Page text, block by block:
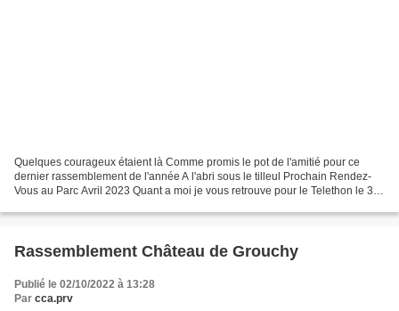
Quelques courageux étaient là Comme promis le pot de l'amitié pour ce
dernier rassemblement de l'année A l'abri sous le tilleul Prochain Rendez-
Vous au Parc Avril 2023 Quant a moi je vous retrouve pour le Telethon le 3
Rassemblement Château de Grouchy
Publié le 02/10/2022 à 13:28
Par cca.prv